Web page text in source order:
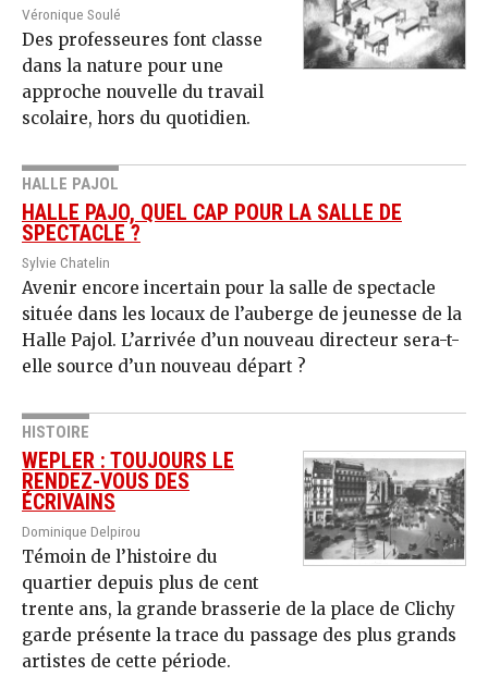
Véronique Soulé
Des professeures font classe
dans la nature pour une
approche nouvelle du travail
scolaire, hors du quotidien.
HALLE PAJOL
HALLE PAJO, QUEL CAP POUR LA SALLE DE
SPECTACLE ?
Sylvie Chatelin
Avenir encore incertain pour la salle de spectacle
située dans les locaux de l’auberge de jeunesse de la
Halle Pajol. L’arrivée d’un nouveau directeur sera-t-
elle source d’un nouveau départ ?
HISTOIRE
WEPLER : TOUJOURS LE
RENDEZ-VOUS DES
ÉCRIVAINS
Dominique Delpirou
Témoin de l’histoire du
quartier depuis plus de cent
trente ans, la grande brasserie de la place de Clichy
garde présente la trace du passage des plus grands
artistes de cette période.